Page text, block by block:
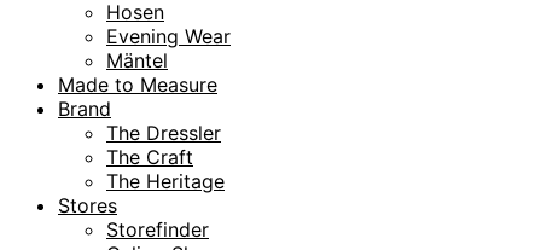
Hosen
Evening Wear
Mäntel
Made to Measure
Brand
The Dressler
The Craft
The Heritage
Stores
Storefinder